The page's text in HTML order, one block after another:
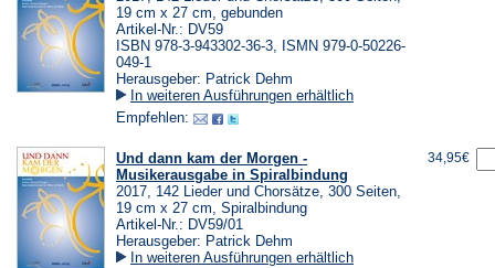
19 cm x 27 cm, gebunden
Artikel-Nr.: DV59
ISBN 978-3-943302-36-3, ISMN 979-0-50226-
049-1
Herausgeber: Patrick Dehm
In weiteren Ausführungen erhältlich
Empfehlen:
Und dann kam der Morgen -
Musikerausgabe in Spiralbindung
2017, 142 Lieder und Chorsätze, 300 Seiten,
19 cm x 27 cm, Spiralbindung
Artikel-Nr.: DV59/01
Herausgeber: Patrick Dehm
In weiteren Ausführungen erhältlich
34,95€